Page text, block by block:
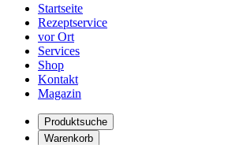
Startseite
Rezeptservice
vor Ort
Services
Shop
Kontakt
Magazin
Produktsuche
Warenkorb